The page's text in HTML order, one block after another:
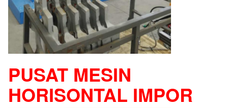
PUSAT MESIN
HORISONTAL IMPOR